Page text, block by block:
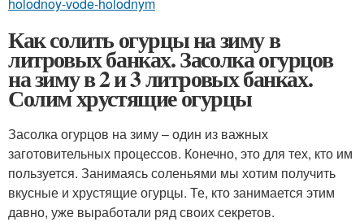
Как солить огурцы на зиму в
литровых банках. Засолка огурцов
на зиму в 2 и 3 литровых банках.
Солим хрустящие огурцы
Засолка огурцов на зиму – один из важных
заготовительных процессов. Конечно, это для тех, кто им
пользуется. Занимаясь соленьями мы хотим получить
вкусные и хрустящие огурцы. Те, кто занимается этим
давно, уже выработали ряд своих секретов.